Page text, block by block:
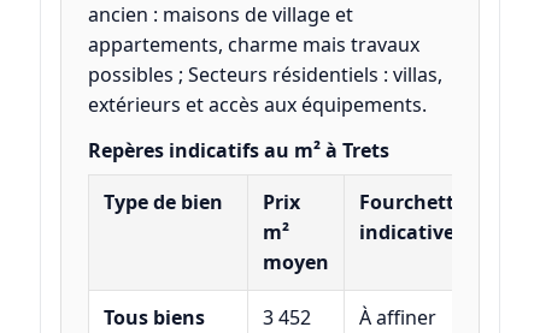
ancien : maisons de village et
appartements, charme mais travaux
possibles ; Secteurs résidentiels : villas,
extérieurs et accès aux équipements.
Repères indicatifs au m² à Trets
Type de bien
Prix
m²
moyen
Fourchette
indicative
Tous biens
3 452
À affiner